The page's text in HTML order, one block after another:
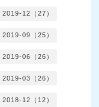
2019-12（27）
2019-09（25）
2019-06（26）
2019-03（26）
2018-12（12）